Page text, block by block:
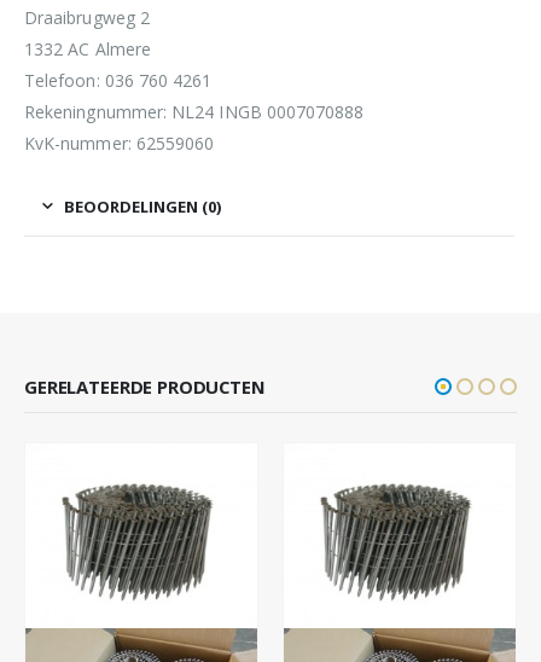
Draaibrugweg 2
1332 AC Almere
Telefoon: 036 760 4261
Rekeningnummer: NL24 INGB 0007070888
KvK-nummer: 62559060
BEOORDELINGEN (0)
GERELATEERDE PRODUCTEN